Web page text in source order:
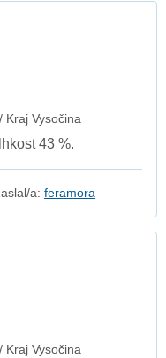
Kraj Vysočina
43 %.
a: feramora
Kraj Vysočina